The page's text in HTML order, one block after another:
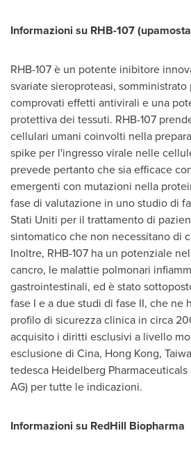
Informazioni su RHB-107
RHB-107 è un potente inibitore
svariate sieroproteasi,
comprovati effetti antivirali e una
protettiva dei tessuti. RHB-107
cellulari umani coinvolti nella
spike per l'ingresso virale nelle
prevede pertanto che sia efficace
emergenti con mutazioni nella
fase di valutazione in uno studio di
Stati Uniti per il trattamento di
sintomatico che non necessitano di
Inoltre, RHB-107 ha un potenziale
cancro, le malattie polmonari
gastrointestinali, ed è stato
fase I e a due studi di fase II, che ne
profilo di sicurezza clinica in circa
acquisito i diritti esclusivi a livello
esclusione di Cina, Hong Kong,
tedesca Heidelberg Pharmaceuticals
AG) per tutte le indicazioni.
Informazioni su RedHill Biopharma